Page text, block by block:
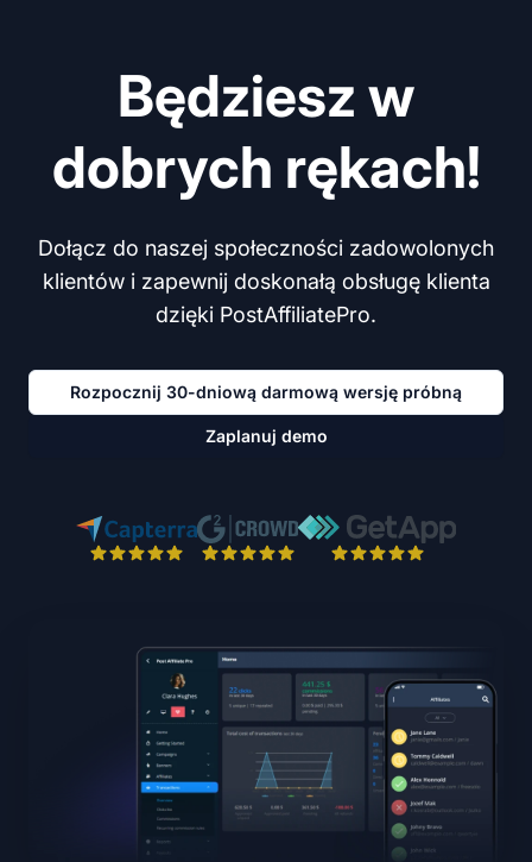
Będziesz w
dobrych rękach!
Dołącz do naszej społeczności zadowolonych
klientów i zapewnij doskonałą obsługę klienta
dzięki PostAffiliatePro.
Rozpocznij 30-dniową darmową wersję próbną
Zaplanuj demo